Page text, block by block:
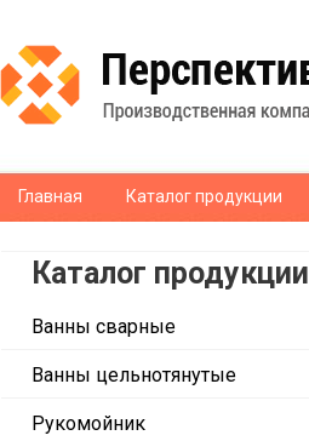
Главная Каталог продукции
Каталог продукции
Ванны сварные
Ванны цельнотянутые
Рукомойник